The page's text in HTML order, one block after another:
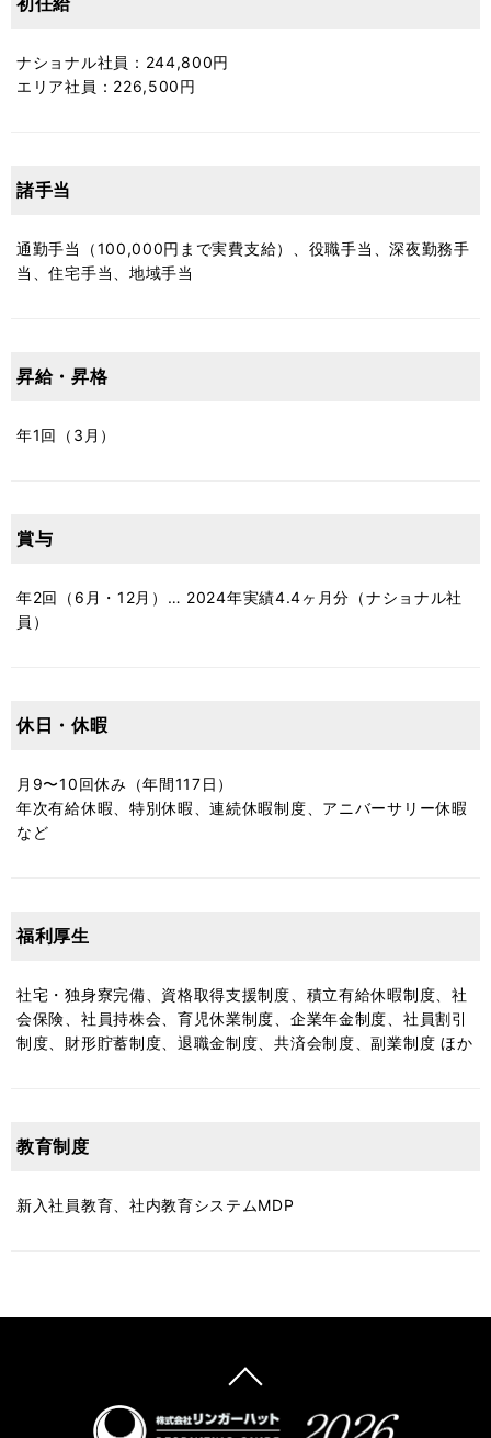
ナショナル社員：244,800円
エリア社員：226,500円
諸手当
通勤手当（100,000円まで実費支給）、役職手当、深夜勤務手
当、住宅手当、地域手当
昇給・昇格
年1回（3月）
賞与
年2回（6月・12月）… 2024年実績4.4ヶ月分（ナショナル社
員）
休日・休暇
月9〜10回休み（年間117日）
年次有給休暇、特別休暇、連続休暇制度、アニバーサリー休暇
など
福利厚生
社宅・独身寮完備、資格取得支援制度、積立有給休暇制度、社
会保険、社員持株会、育児休業制度、企業年金制度、社員割引
制度、財形貯蓄制度、退職金制度、共済会制度、副業制度 ほか
教育制度
新入社員教育、社内教育システムMDP